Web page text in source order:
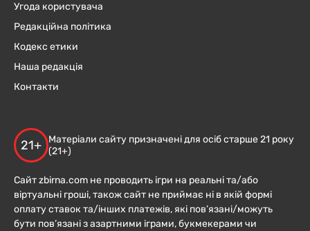
Угода користувача
Редакційна політика
Кодекс етики
Наша редакція
Контакти
21+
Матеріали сайту призначені для осіб старше 21 року
(21+)
Сайт zbirna.com не проводить ігри на реальні та/або
віртуальні гроші, також сайт не приймає ні в якій формі
оплату ставок та/інших платежів, які пов’язані/можуть
бути пов’язані з азартними іграми, букмекерами чи